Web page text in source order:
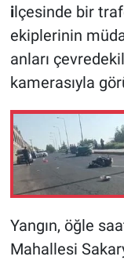
ilçesinde bir
ekiplerinin
anları
kamerasıyla
Yangın, öğle
Mahallesi